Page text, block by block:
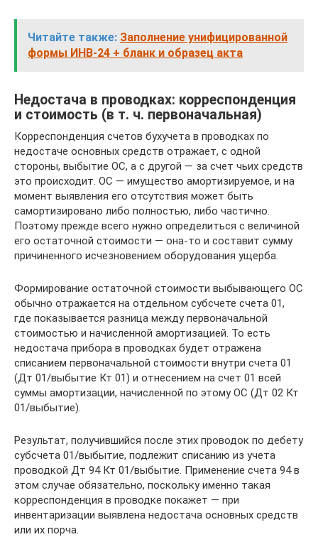
Читайте также: Заполнение унифицированной
формы ИНВ-24 + бланк и образец акта
Недостача в проводках: корреспонденция
и стоимость (в т. ч. первоначальная)
Корреспонденция счетов бухучета в проводках по
недостаче основных средств отражает, с одной
стороны, выбытие ОС, а с другой — за счет чьих средств
это происходит. ОС — имущество амортизируемое, и на
момент выявления его отсутствия может быть
самортизировано либо полностью, либо частично.
Поэтому прежде всего нужно определиться с величиной
его остаточной стоимости — она-то и составит сумму
причиненного исчезновением оборудования ущерба.
Формирование остаточной стоимости выбывающего ОС
обычно отражается на отдельном субсчете счета 01,
где показывается разница между первоначальной
стоимостью и начисленной амортизацией. То есть
недостача прибора в проводках будет отражена
списанием первоначальной стоимости внутри счета 01
(Дт 01/выбытие Кт 01) и отнесением на счет 01 всей
суммы амортизации, начисленной по этому ОС (Дт 02 Кт
01/выбытие).
Результат, получившийся после этих проводок по дебету
субсчета 01/выбытие, подлежит списанию из учета
проводкой Дт 94 Кт 01/выбытие. Применение счета 94 в
этом случае обязательно, поскольку именно такая
корреспонденция в проводке покажет — при
инвентаризации выявлена недостача основных средств
или их порча.